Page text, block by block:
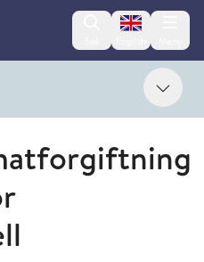
Change
Vis